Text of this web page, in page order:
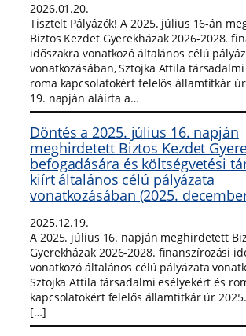
2026.01.20.
Tisztelt Pályázók! A 2025. július 16-án
Biztos Kezdet Gyerekházak 2026-2028.
időszakra vonatkozó általános célú
vonatkozásában, Sztojka Attila
roma kapcsolatokért felelős államtitkár
19. napján aláírta a…
Döntés a 2025. július 16. napján
meghirdetett Biztos Kezdet
befogadására és költségvetési
kiírt általános célú pályázata
vonatkozásában (2025.
2025.12.19.
A 2025. július 16. napján meghirdetett
Gyerekházak 2026-2028. finanszírozási
vonatkozó általános célú pályázata
Sztojka Attila társadalmi esélyekért és
kapcsolatokért felelős államtitkár úr
[…]